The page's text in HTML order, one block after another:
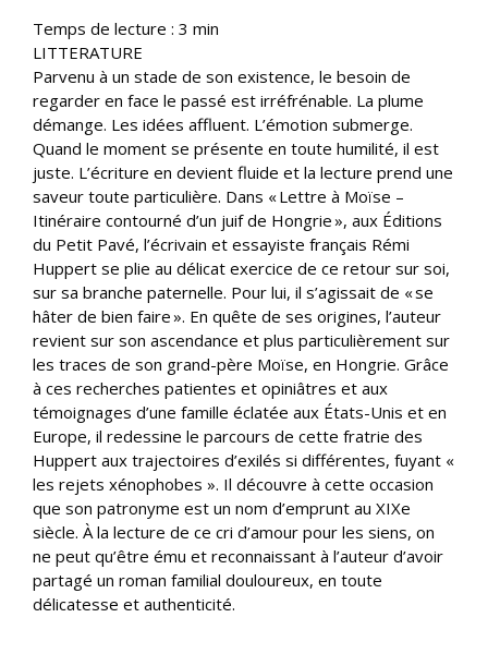
Temps de lecture : 3 min
LITTERATURE
Parvenu à un stade de son existence, le besoin de
regarder en face le passé est irréfrénable. La plume
démange. Les idées affluent. L’émotion submerge.
Quand le moment se présente en toute humilité, il est
juste. L’écriture en devient fluide et la lecture prend une
saveur toute particulière. Dans « Lettre à Moïse –
Itinéraire contourné d’un juif de Hongrie », aux Éditions
du Petit Pavé, l’écrivain et essayiste français Rémi
Huppert se plie au délicat exercice de ce retour sur soi,
sur sa branche paternelle. Pour lui, il s’agissait de « se
hâter de bien faire ». En quête de ses origines, l’auteur
revient sur son ascendance et plus particulièrement sur
les traces de son grand-père Moïse, en Hongrie. Grâce
à ces recherches patientes et opiniâtres et aux
témoignages d’une famille éclatée aux États-Unis et en
Europe, il redessine le parcours de cette fratrie des
Huppert aux trajectoires d’exilés si différentes, fuyant «
les rejets xénophobes ». Il découvre à cette occasion
que son patronyme est un nom d’emprunt au XIXe
siècle. À la lecture de ce cri d’amour pour les siens, on
ne peut qu’être ému et reconnaissant à l’auteur d’avoir
partagé un roman familial douloureux, en toute
délicatesse et authenticité.